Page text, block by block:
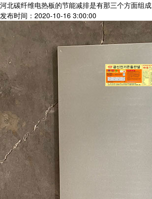
河北碳纤维电热板的节能减排是有那三个方面组成
发布时间：2020-10-16 3:00:00